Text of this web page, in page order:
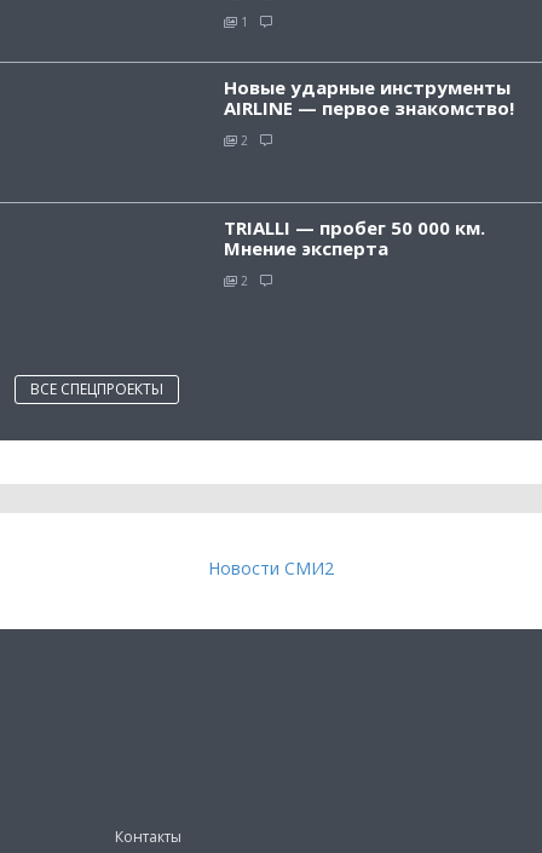
1
Новые ударные инструменты
AIRLINE — первое знакомство!
2
TRIALLI — пробег 50 000 км.
Мнение эксперта
2
ВСЕ СПЕЦПРОЕКТЫ
Новости СМИ2
Контакты